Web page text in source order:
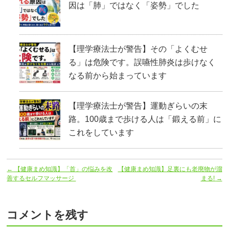
因は「肺」ではなく「姿勢」でした
【理学療法士が警告】その「よくむせ
る」は危険です。誤嚥性肺炎は歩けなく
なる前から始まっています
【理学療法士が警告】運動ぎらいの末
路。100歳まで歩ける人は「鍛える前」に
これをしています
←
【健康まめ知識】「首」の悩みを改
善するセルフマッサージ
【健康まめ知識】足裏にも老廃物が溜
まる! →
コメントを残す